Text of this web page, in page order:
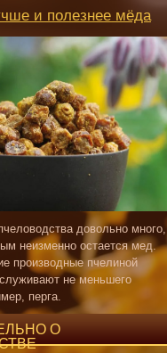
и полезнее мёда
довольно много,
неизменно остается мед.
производные пчелиной
не меньшего
перга.
О